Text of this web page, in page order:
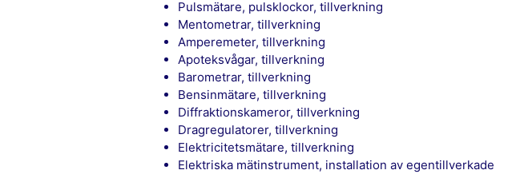
Pulsmätare, pulsklockor, tillverkning
Mentometrar, tillverkning
Amperemeter, tillverkning
Apoteksvågar, tillverkning
Barometrar, tillverkning
Bensinmätare, tillverkning
Diffraktionskameror, tillverkning
Dragregulatorer, tillverkning
Elektricitetsmätare, tillverkning
Elektriska mätinstrument, installation av egentillverkade